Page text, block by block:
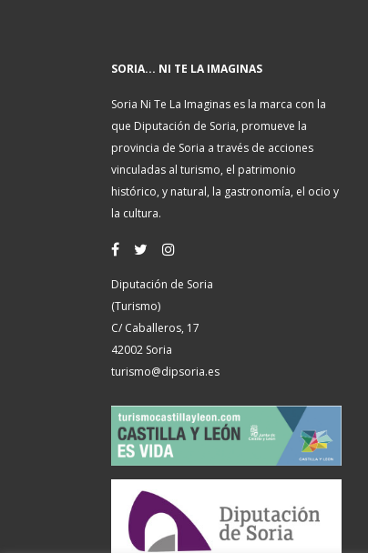
SORIA... NI TE LA IMAGINAS
Soria Ni Te La Imaginas es la marca con la
que Diputación de Soria, promueve la
provincia de Soria a través de acciones
vinculadas al turismo, el patrimonio
histórico, y natural, la gastronomía, el ocio y
la cultura.
Diputación de Soria
(Turismo)
C/ Caballeros, 17
42002 Soria
turismo@dipsoria.es